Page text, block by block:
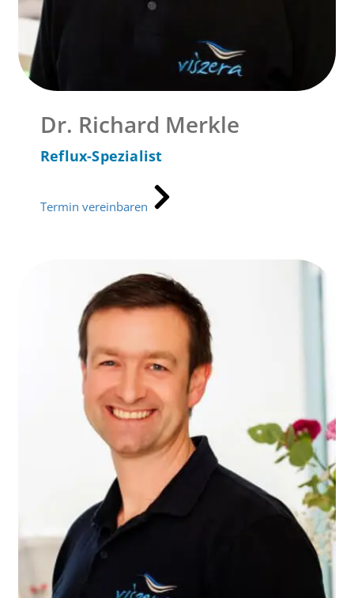
Dr. Richard Merkle
Reflux-Spezialist
Termin vereinbaren